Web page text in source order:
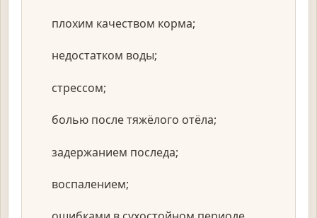
плохим качеством корма;
недостатком воды;
стрессом;
болью после тяжёлого отёла;
задержанием последа;
воспалением;